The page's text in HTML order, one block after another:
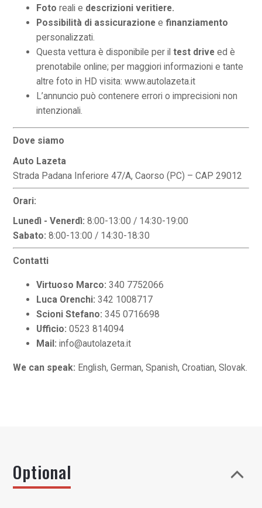
Foto reali e descrizioni veritiere.
Possibilità di assicurazione efinanziamento
personalizzati.
Questa vettura è disponibile per iltest drive ed è
prenotabile online; per maggiori informazioni e tante
altre foto in HD visita: www.autolazeta.it
L’annuncio può contenere errori o imprecisioni non
intenzionali.
Dove siamo
Auto Lazeta
Strada Padana Inferiore 47/A, Caorso (PC) – CAP 29012
Orari:
Lunedì - Venerdì:8:00-13:00 / 14:30-19:00
Sabato: 8:00-13:00 / 14:30-18:30
Contatti
Virtuoso Marco: 340 7752066
Luca Orenchi: 342 1008717
Scioni Stefano: 345 0716698
Ufficio: 0523 814094
Mail: info@autolazeta.it
We can speak: English, German, Spanish, Croatian, Slovak.
Optional